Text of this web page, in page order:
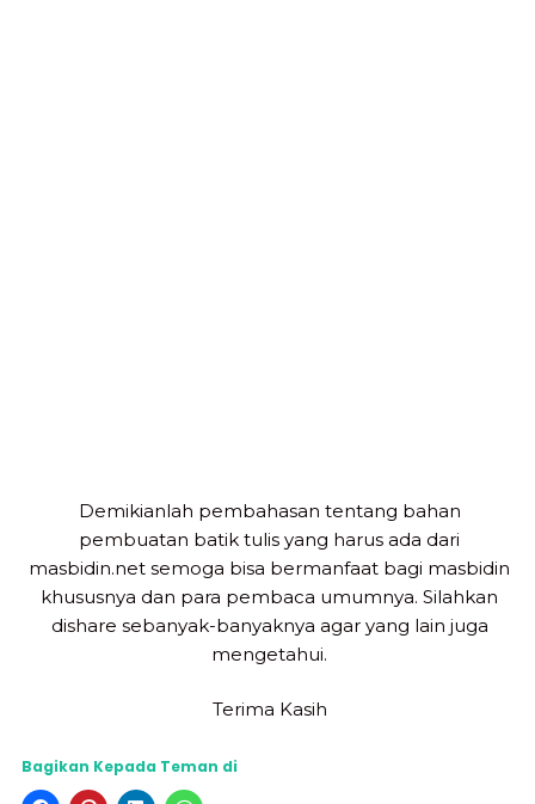
Demikianlah pembahasan tentang bahan
pembuatan batik tulis yang harus ada dari
masbidin.net semoga bisa bermanfaat bagi masbidin
khususnya dan para pembaca umumnya. Silahkan
dishare sebanyak-banyaknya agar yang lain juga
mengetahui.
Terima Kasih
Bagikan Kepada Teman di